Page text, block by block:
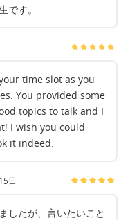
です。
time slot as you
You provided some
topics to talk and I
I wish you could
it indeed.
日
したが、言いたいこと